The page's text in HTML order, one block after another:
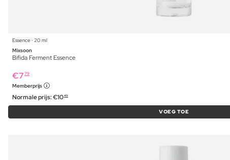
Essence ⋅ 20 ml
Mixsoon
Bifida Ferment Essence
€7 79
Memberprijs
Normale prijs:€1049
VOEG TOE